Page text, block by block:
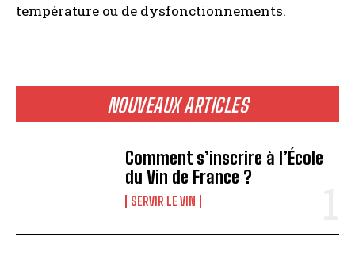
NOUVEAUX ARTICLES
Comment s’inscrire à l’École
du Vin de France ?
SERVIR LE VIN
température ou de dysfonctionnements.